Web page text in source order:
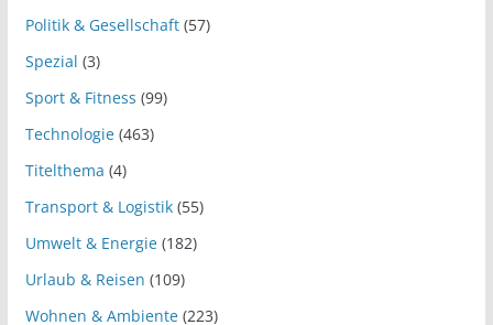
Politik & Gesellschaft(57)
Spezial (3)
Sport & Fitness (99)
Technologie(463)
Titelthema (4)
Transport & Logistik(55)
Umwelt & Energie(182)
Urlaub & Reisen (109)
Wohnen & Ambiente(223)